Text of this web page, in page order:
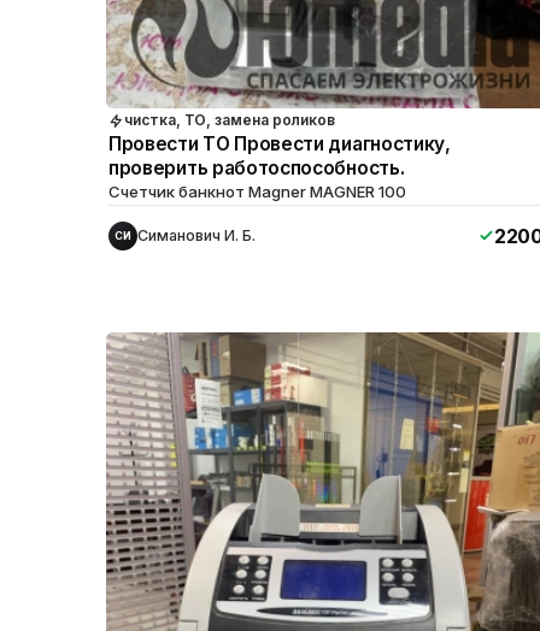
чистка, ТО, замена роликов
Провести ТО Провести диагностику,
проверить работоспособность.
Счетчик банкнот Magner MAGNER 100
СИ Симанович И. Б.